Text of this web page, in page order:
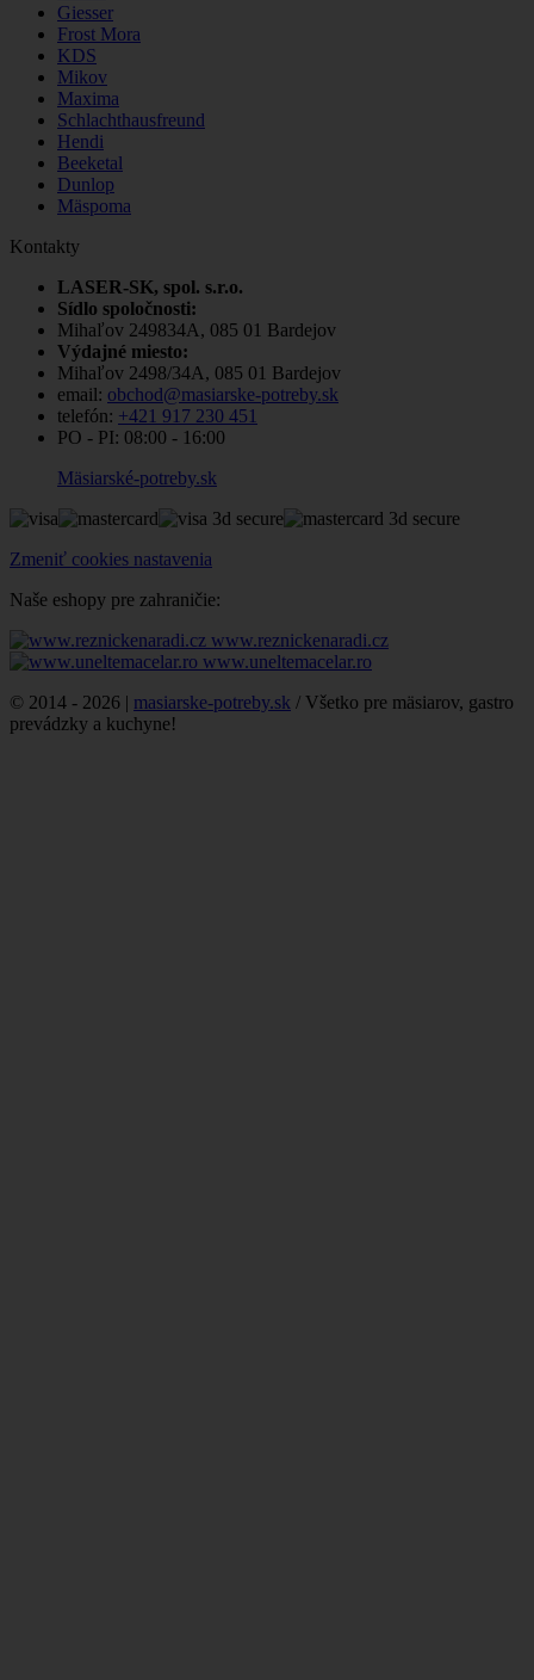
Giesser
Frost Mora
KDS
Mikov
Maxima
Schlachthausfreund
Hendi
Beeketal
Dunlop
Mäspoma
Kontakty
LASER-SK, spol. s.r.o.
Sídlo spoločnosti:
Mihaľov 249834A, 085 01 Bardejov
Výdajné miesto:
Mihaľov 2498/34A, 085 01 Bardejov
email: obchod@masiarske-potreby.sk
telefón: +421 917 230 451
PO - PI: 08:00 - 16:00
Mäsiarské-potreby.sk
Zmeniť cookies nastavenia
Naše eshopy pre zahraničie:
www.reznickenaradi.cz
www.uneltemacelar.ro
© 2014 - 2026 | masiarske-potreby.sk / Všetko pre mäsiarov, gastro
prevádzky a kuchyne!